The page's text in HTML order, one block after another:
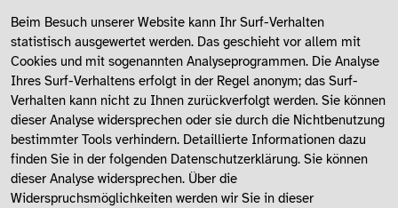
Beim Besuch unserer Website kann Ihr Surf-Verhalten
statistisch ausgewertet werden. Das geschieht vor allem mit
Cookies und mit sogenannten Analyseprogrammen. Die Analyse
Ihres Surf-Verhaltens erfolgt in der Regel anonym; das Surf-
Verhalten kann nicht zu Ihnen zurückverfolgt werden. Sie können
dieser Analyse widersprechen oder sie durch die Nichtbenutzung
bestimmter Tools verhindern. Detaillierte Informationen dazu
finden Sie in der folgenden Datenschutzerklärung. Sie können
dieser Analyse widersprechen. Über die
Widerspruchsmöglichkeiten werden wir Sie in dieser